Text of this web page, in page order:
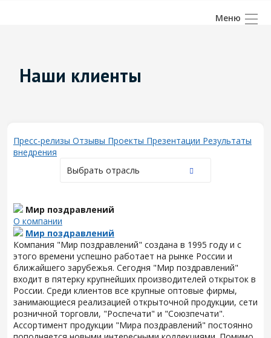
Наши клиенты
Пресс-релизы Отзывы Проекты Презентации Результаты
внедрения
Выбрать отрасль
Мир поздравлений
О компании
Мир поздравлений
Компания "Мир поздравлений" создана в 1995 году и с
этого времени успешно работает на рынке России и
ближайшего зарубежья. Сегодня "Мир поздравлений"
входит в пятерку крупнейших производителей открыток в
России. Среди клиентов все крупные оптовые фирмы,
занимающиеся реализацией открыточной продукции, сети
розничной торговли, "Роспечати" и "Союзпечати".
Ассортимент продукции "Мира поздравлений" постоянно